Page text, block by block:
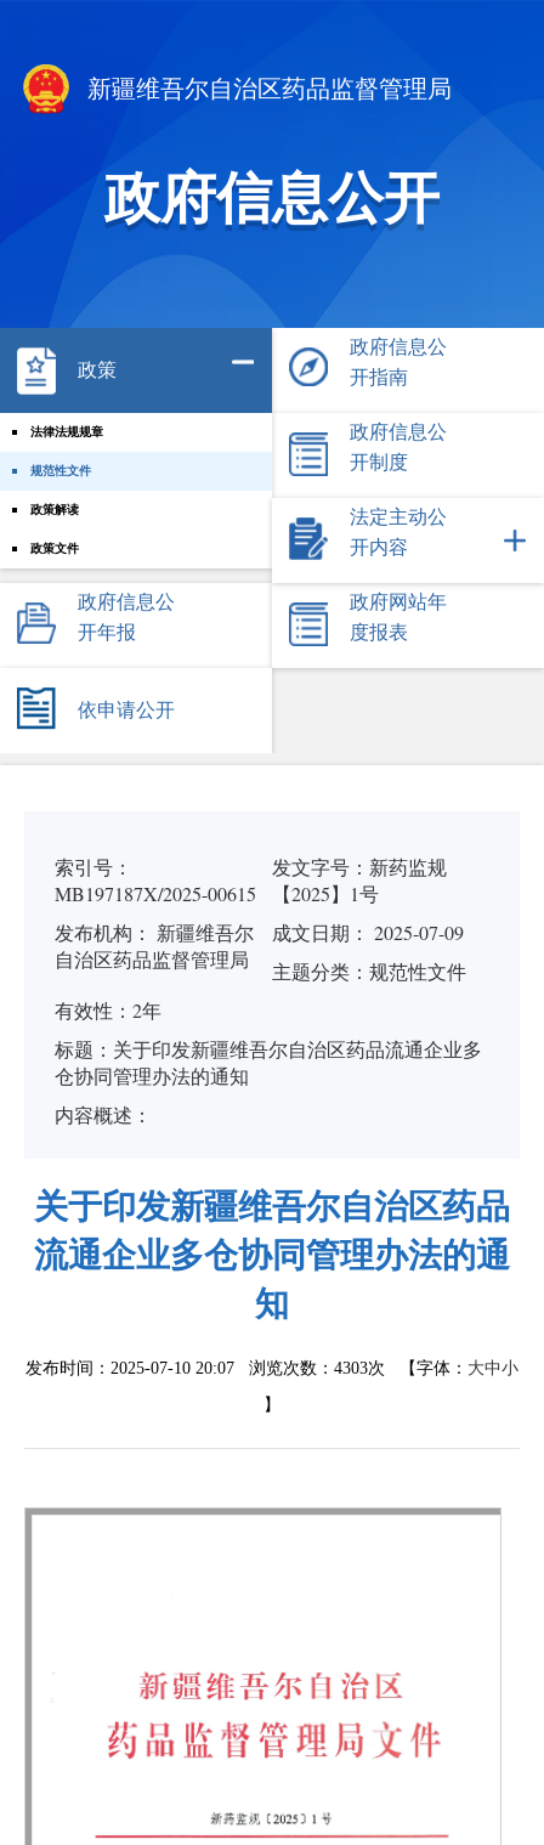
新疆维吾尔自治区药品监督管理局
政府信息公开
政策
法律法规规章
规范性文件
政策解读
政策文件
政府信息公
开指南
政府信息公
开制度
法定主动公
开内容
政府信息公
开年报
政府网站年
度报表
依申请公开
索引号：
MB197187X/2025-00615
发文字号： 新药监规
【2025】1号
发布机构： 新疆维吾尔
自治区药品监督管理局
成文日期： 2025-07-09
主题分类： 规范性文件
有效性： 2年
标题： 关于印发新疆维吾尔自治区药品流通企业多
仓协同管理办法的通知
内容概述：
关于印发新疆维吾尔自治区药品
流通企业多仓协同管理办法的通
知
发布时间：2025-07-10 20:07 浏览次数： 4303次 【字体： 大中小
】